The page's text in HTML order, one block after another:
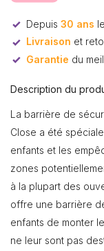
Depuis 30 ans
Livraison et
Garantie du
Description du
La barrière de
Close a été
enfants et les
zones
à la plupart des
offre une barrière
enfants de monter
ne leur sont pas